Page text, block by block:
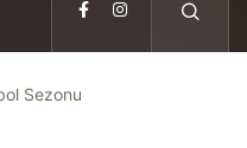
Sezonu